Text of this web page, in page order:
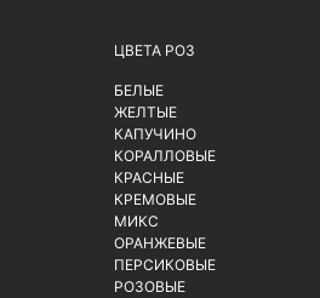
ЦВЕТА РОЗ
БЕЛЫЕ
ЖЕЛТЫЕ
КАПУЧИНО
КОРАЛЛОВЫЕ
КРАСНЫЕ
КРЕМОВЫЕ
МИКС
ОРАНЖЕВЫЕ
ПЕРСИКОВЫЕ
РОЗОВЫЕ